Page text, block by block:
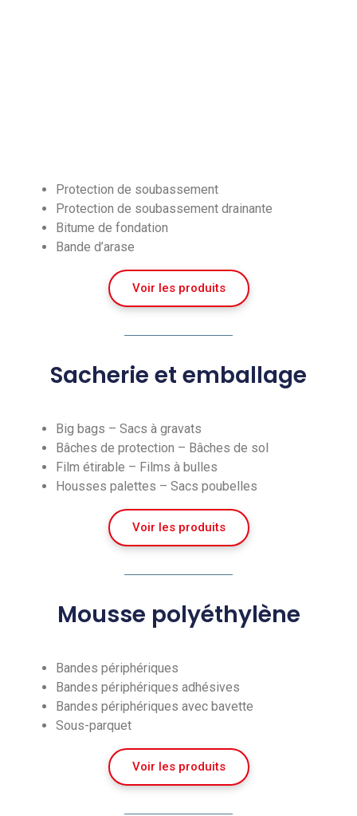
Protection de soubassement
Protection de soubassement drainante
Bitume de fondation
Bande d’arase
Voir les produits
Sacherie et emballage
Big bags – Sacs à gravats
Bâches de protection – Bâches de sol
Film étirable – Films à bulles
Housses palettes – Sacs poubelles
Voir les produits
Mousse polyéthylène
Bandes périphériques
Bandes périphériques adhésives
Bandes périphériques avec bavette
Sous-parquet
Voir les produits